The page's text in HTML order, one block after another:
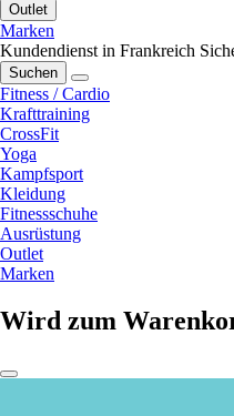
Outlet
Marken
Kundendienst in Frankreich
Suchen
Fitness / Cardio
Krafttraining
CrossFit
Yoga
Kampfsport
Kleidung
Fitnessschuhe
Ausrüstung
Outlet
Marken
Wird zum